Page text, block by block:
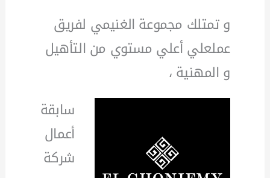
و تمتلك مجموعة الغنيمي لفريق
عملعلي أعلي مستوي من التأهيل
و المهنية ،
سابقة
أعمال
شركة